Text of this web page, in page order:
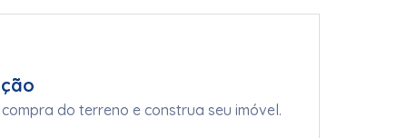
compra do terreno e construa seu imóvel.